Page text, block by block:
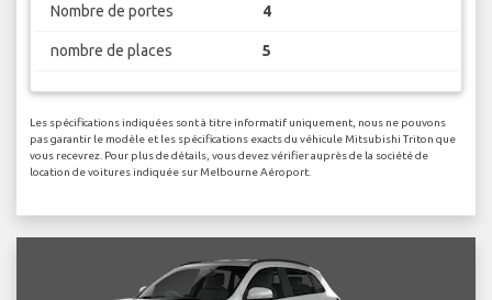
Nombre de portes 4
nombre de places 5
Les spécifications indiquées sont à titre informatif uniquement, nous ne pouvons
pas garantir le modèle et les spécifications exacts du véhicule Mitsubishi Triton que
vous recevrez. Pour plus de détails, vous devez vérifier auprès de la société de
location de voitures indiquée sur Melbourne Aéroport.